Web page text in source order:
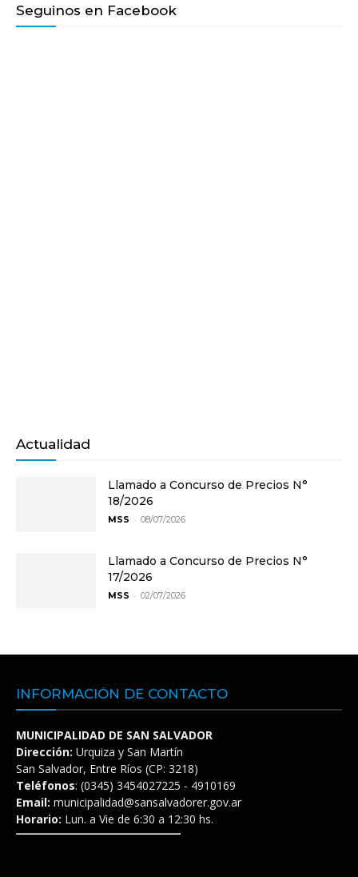
Seguinos en Facebook
Actualidad
Llamado a Concurso de Precios N°
18/2026
MSS - 08/07/2026
Llamado a Concurso de Precios N°
17/2026
MSS - 02/07/2026
INFORMACIÓN DE CONTACTO
MUNICIPALIDAD DE SAN SALVADOR
Dirección: Urquiza y San Martín
San Salvador, Entre Ríos (CP: 3218)
Teléfonos: (0345) 3454027225 - 4910169
Email: municipalidad@sansalvadorer.gov.ar
Horario: Lun. a Vie de 6:30 a 12:30 hs.